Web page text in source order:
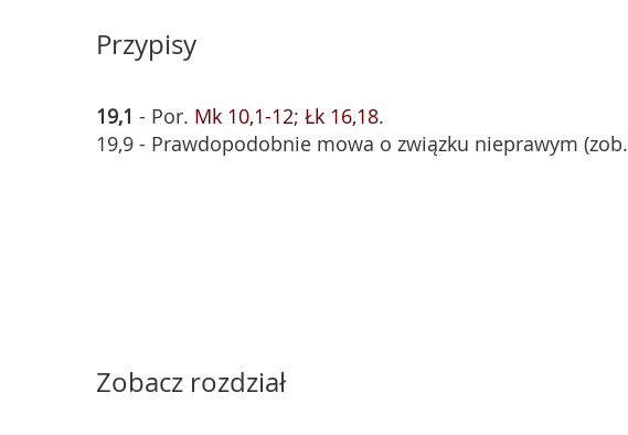
Przypisy
19,1 - Por. Mk 10,1-12; Łk 16,18.
19,9 - Prawdopodobnie mowa o związku nieprawym (zob.
Zobacz rozdział